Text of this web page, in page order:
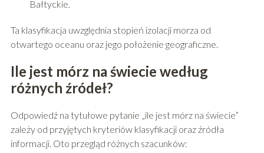
Bałtyckie.
Ta klasyfikacja uwzględnia stopień izolacji morza od
otwartego oceanu oraz jego położenie geograficzne.
Ile jest mórz na świecie według
różnych źródeł?
Odpowiedź na tytułowe pytanie „ile jest mórz na świecie”
zależy od przyjętych kryteriów klasyfikacji oraz źródła
informacji. Oto przegląd różnych szacunków: